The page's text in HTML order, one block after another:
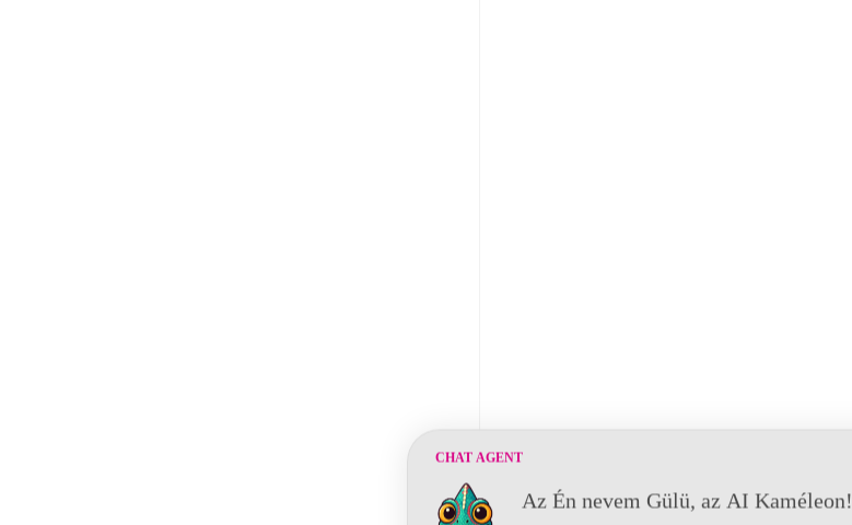
CHAT AGENT
Az Én nevem Gülü, az AI Kaméleon!